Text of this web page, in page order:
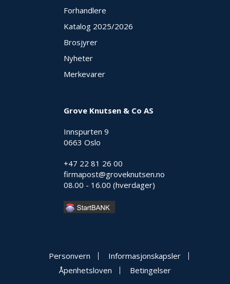
Forhandlere
Katalog 2025/2026
Brosjyrer
Nyheter
Merkevarer
Grove Knutsen & Co AS
Innspurten 9
0663 Oslo
+47 22 81 26 00
firmapost@groveknutsen.no
08.00 - 16.00 (hverdager)
Personvern
Informasjonskapsler
Åpenhetsloven
Betingelser